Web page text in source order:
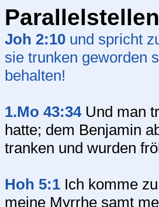
Joh 2:10 und spricht
sie trunken geworden
behalten!
1.Mo 43:34Und man
hatte; dem Benjamin
tranken und wurden
Hoh 5:1 Ich komme
meine Myrrhe samt